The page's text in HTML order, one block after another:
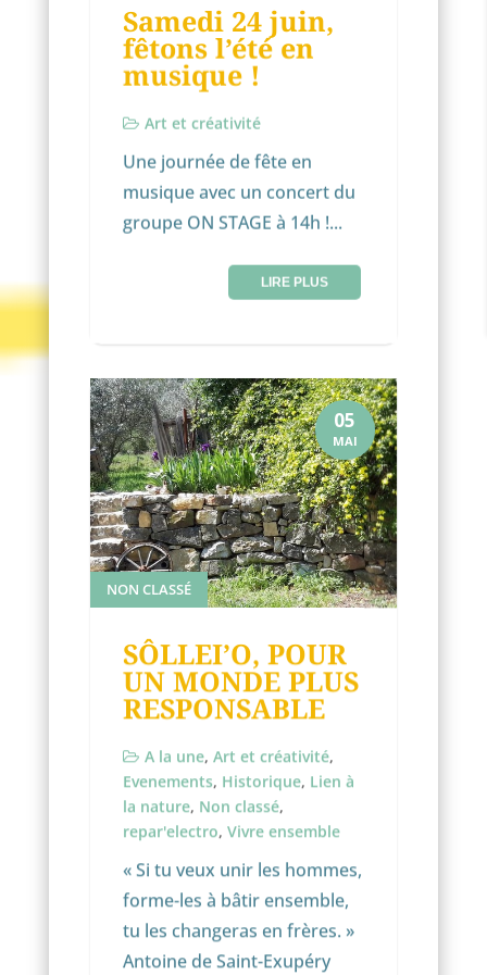
Samedi 24 juin,
fêtons l’été en
musique !
Art et créativité
Une journée de fête en
musique avec un concert du
groupe ON STAGE à 14h !...
LIRE PLUS
05
MAI
NON CLASSÉ
SÔLLEI’O, POUR
UN MONDE PLUS
RESPONSABLE
A la une,Art et créativité,
Evenements, Historique, Lien à
la nature, Non classé,
repar'electro,Vivre ensemble
« Si tu veux unir les hommes,
forme-les à bâtir ensemble,
tu les changeras en frères. »
Antoine de Saint-Exupéry